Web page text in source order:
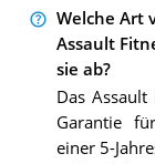
Welche Art
Assault
sie ab?
Das
Garantie
einer 5-